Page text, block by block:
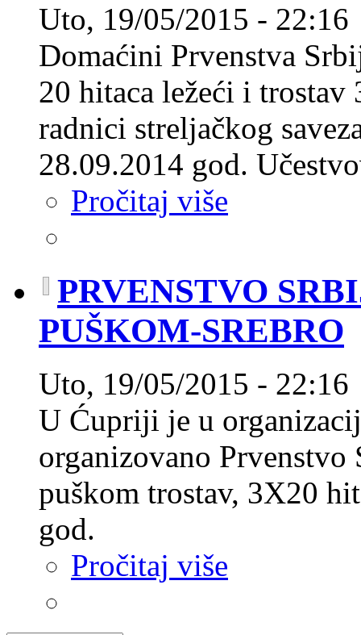
Uto, 19/05/2015 - 22:16
Domaćini Prvenstva
20 hitaca ležeći i
radnici streljačkog
28.09.2014 god.
Pročitaj više
PRVENSTVO
PUŠKOM-SREBRO
Uto, 19/05/2015 - 22:16
U Ćupriji je u
organizovano
puškom trostav, 3X20
god.
Pročitaj više